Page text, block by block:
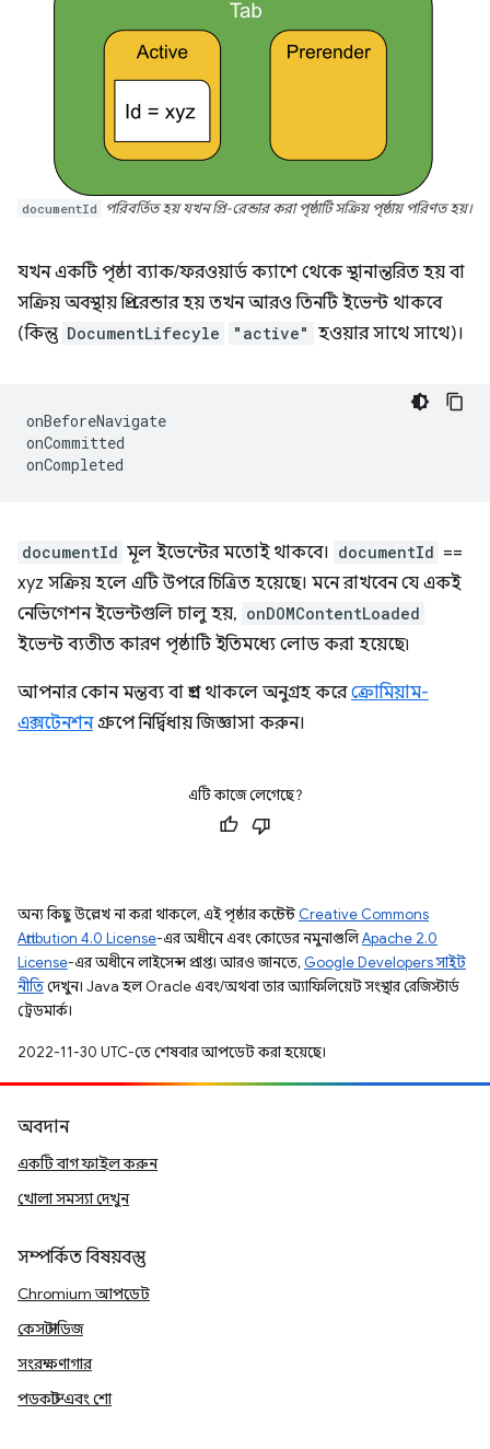
documentId পরিবর্তিত হয় যখন প্রি-রেন্ডার করা পৃষ্ঠাটি সক্রিয় পৃষ্ঠায় পরিণত হয়।
যখন একটি পৃষ্ঠা ব্যাক/ফরওয়ার্ড ক্যাশে থেকে স্থানান্তরিত হয় বা
সক্রিয় অবস্থায় প্রি-রেন্ডার হয় তখন আরও তিনটি ইভেন্ট থাকবে
(কিন্তু DocumentLifecyle "active" হওয়ার সাথে সাথে)।
onBeforeNavigate
onCommitted
onCompleted
documentId মূল ইভেন্টের মতোই থাকবে। documentId ==
xyz সক্রিয় হলে এটি উপরে চিত্রিত হয়েছে। মনে রাখবেন যে একই
নেভিগেশন ইভেন্টগুলি চালু হয়, onDOMContentLoaded
ইভেন্ট ব্যতীত কারণ পৃষ্ঠাটি ইতিমধ্যে লোড করা হয়েছে৷
আপনার কোন মন্তব্য বা প্রশ্ন থাকলে অনুগ্রহ করেক্রোমিয়াম-
এক্সটেনশনগ্রুপে নির্দ্বিধায় জিজ্ঞাসা করুন।
এটি কাজে লেগেছে?
অন্য কিছু উল্লেখ না করা থাকলে, এই পৃষ্ঠার কন্টেন্ট Creative Commons
Attribution 4.0 License-এর অধীনে এবং কোডের নমুনাগুলিApache 2.0
License-এর অধীনে লাইসেন্স প্রাপ্ত। আরও জানতে, Google Developers সাইট
নীতিদেখুন। Java হল Oracle এবং/অথবা তার অ্যাফিলিয়েট সংস্থার রেজিস্টার্ড
ট্রেডমার্ক।
2022-11-30 UTC-তে শেষবার আপডেট করা হয়েছে।
অবদান
একটি বাগ ফাইল করুন
খোলা সমস্যা দেখুন
সম্পর্কিত বিষয়বস্তু
Chromium আপডেট
কেস স্টাডিজ
সংরক্ষণাগার
পডকাস্ট এবং শো